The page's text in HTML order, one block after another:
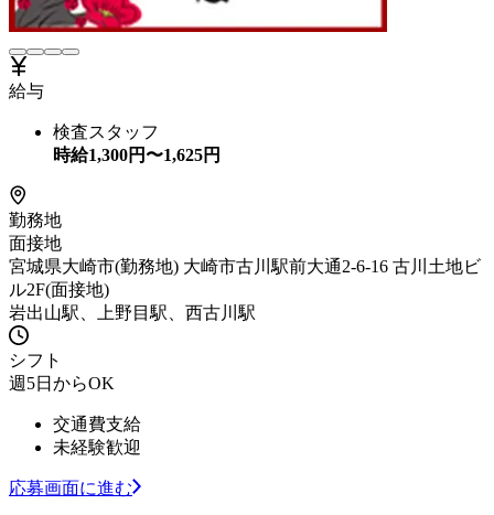
給与
検査スタッフ
時給1,300円〜1,625円
勤務地
面接地
宮城県大崎市(勤務地) 大崎市古川駅前大通2-6-16 古川土地ビ
ル2F(面接地)
岩出山駅、上野目駅、西古川駅
シフト
週5日からOK
交通費支給
未経験歓迎
応募画面に進む